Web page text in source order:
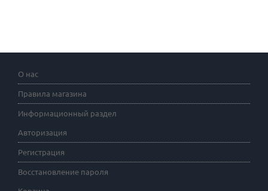
О нас
Правила магазина
Информационный раздел
Авторизация
Регистрация
Восстановление пароля